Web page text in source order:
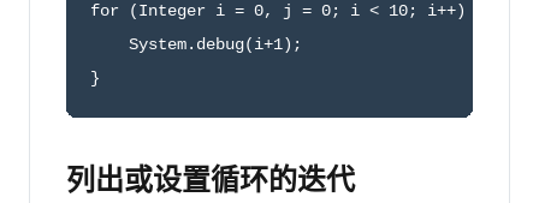
for (Integer i = 0, j = 0; i < 10; i++) {
    System.debug(i+1);
}
列出或设置循环的迭代